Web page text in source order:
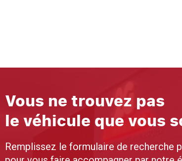
Vous ne trouvez pas
le véhicule que vous
Remplissez le formulaire de recherche